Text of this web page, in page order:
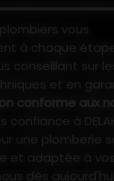
vous
à chaque
conseillant sur
et en
conforme aux
confiance à
une plomberie
et adaptée à
dès